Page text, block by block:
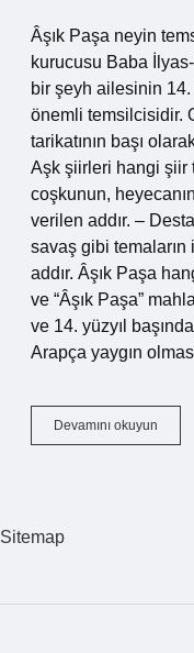
Âşık Paşa neyin
kurucusu Baba
bir şeyh ailesinin 14.
önemli temsilcisidir.
tarikatının başı
Aşk şiirleri hangi şiir
coşkunun,
verilen addır. –
savaş gibi
addır. Âşık Paşa
ve “Âşık Paşa”
ve 14. yüzyıl
Arapça yaygın
Devamını okuyun
Paşa
Sitemap